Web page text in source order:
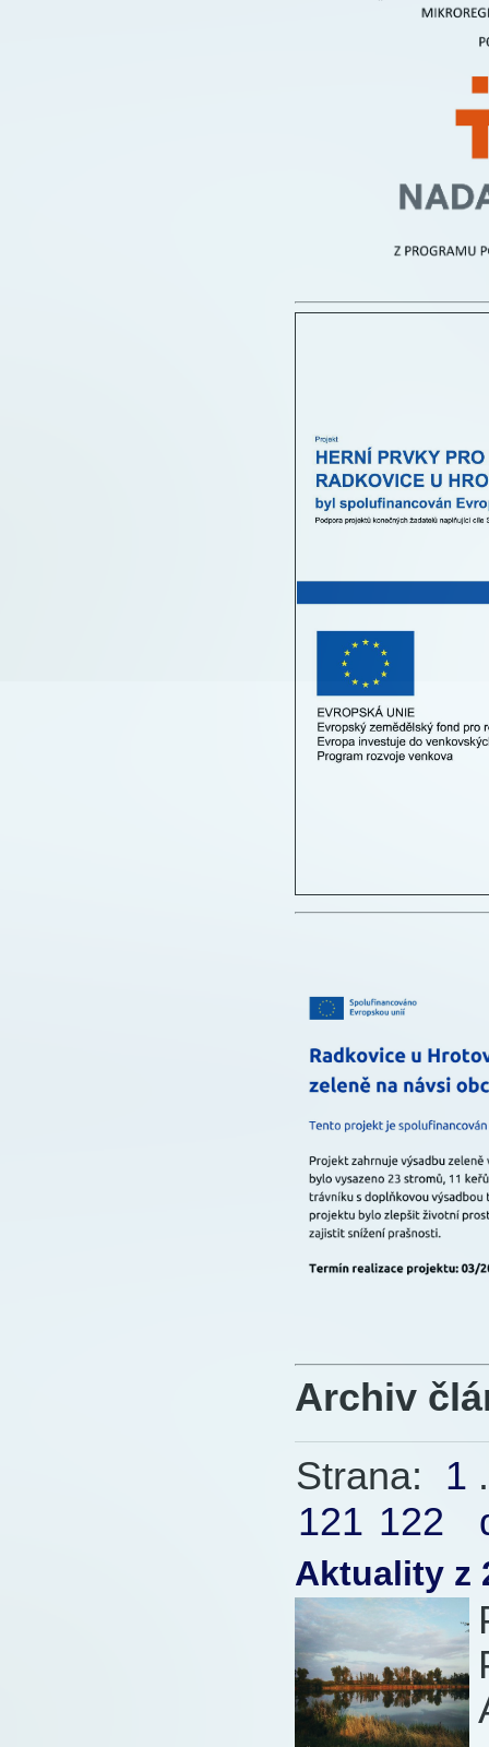
Archiv
Strana: 1
121 122
Aktuality z